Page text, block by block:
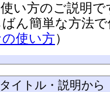
い方のご説明で
ん簡単な方法
使い方）
イトル・説明から